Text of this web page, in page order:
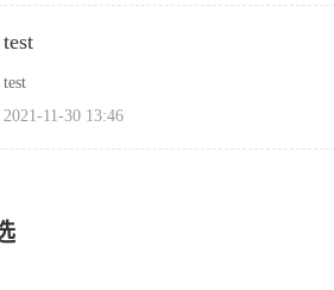
test
test
2021-11-30 13:46